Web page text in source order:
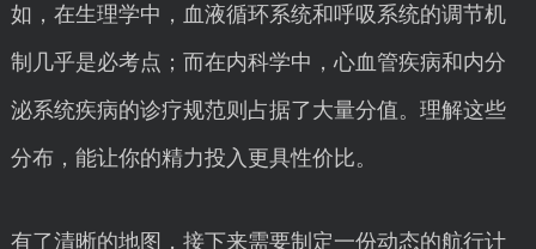
如，在生理学中，血液循环系统和呼吸系统的调节机
制几乎是必考点；而在内科学中，心血管疾病和内分
泌系统疾病的诊疗规范则占据了大量分值。理解这些
分布，能让你的精力投入更具性价比。
有了清晰的地图，接下来需要制定一份动态的航行计